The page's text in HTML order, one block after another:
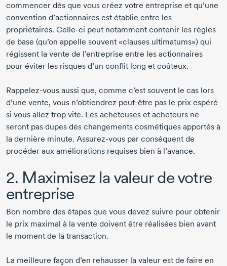
commencer dès que vous créez votre entreprise et qu’une
convention d’actionnaires est établie entre les
propriétaires. Celle-ci peut notamment contenir les règles
de base (qu’on appelle souvent «clauses ultimatums») qui
régissent la vente de l’entreprise entre les actionnaires
pour éviter les risques d’un conflit long et coûteux.
Rappelez-vous aussi que, comme c’est souvent le cas lors
d’une vente, vous n’obtiendrez peut-être pas le prix espéré
si vous allez trop vite. Les acheteuses et acheteurs ne
seront pas dupes des changements cosmétiques apportés à
la dernière minute. Assurez-vous par conséquent de
procéder aux améliorations requises bien à l’avance.
2. Maximisez la valeur de votre
entreprise
Bon nombre des étapes que vous devez suivre pour obtenir
le prix maximal à la vente doivent être réalisées bien avant
le moment de la transaction.
La meilleure façon d’en rehausser la valeur est de faire en